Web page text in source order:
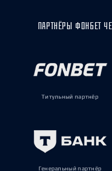
ПАРТНЁРЫ ФОНБЕТ
Титульный партнёр
Генеральный партнёр